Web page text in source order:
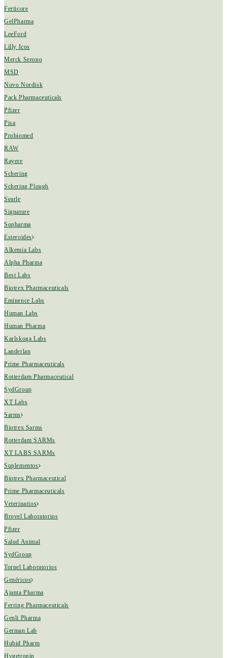
Ferticore
GelPharma
LeeFord
Lilly Icos
Merck Serono
MSD
Novo Nordisk
Pack Pharmaceuticals
Pfizer
Pisa
Probiomed
RAW
Rayere
Schering
Schering Plough
Searle
Signature
Sopharma
Esteroides
Alkemia Labs
Alpha Pharma
Best Labs
Biotrex Pharmaceuticals
Eminence Labs
Human Labs
Human Pharma
Karlskoga Labs
Landerlan
Prime Pharmaceuticals
Rotterdam Pharmaceutical
SydGroup
XT Labs
Sarms
Biotrex Sarms
Rotterdam SARMs
XT LABS SARMs
Suplementos
Biotrex Pharmaceutical
Prime Pharmaceuticals
Veterinarios
Brovel Laboratorios
Pfizer
Salud Animal
SydGroup
Tornel Laboratorios
Genéricos
Ajanta Pharma
Ferring Pharmaceuticals
Genli Pharma
German Lab
Hubid Pharm
Hygetropin